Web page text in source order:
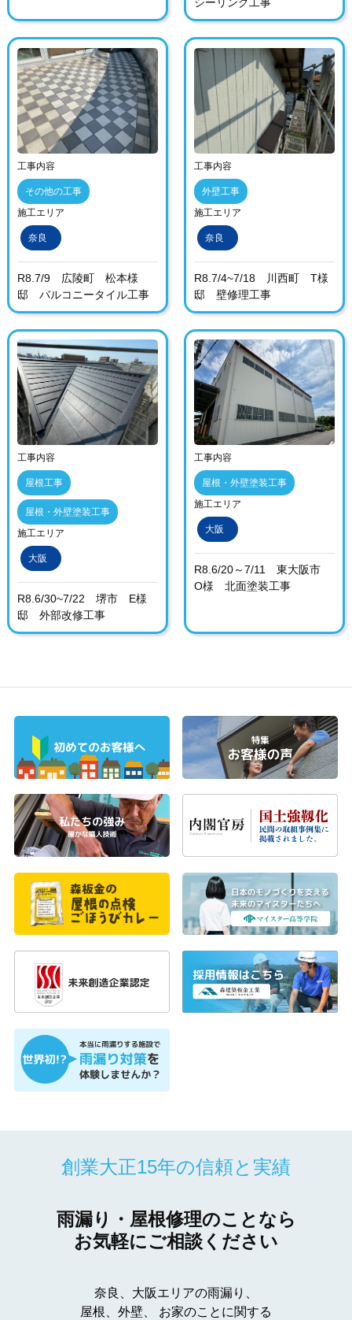
工事内容
その他の工事
施工エリア
奈良
R8.7/9 広陵町 松本様
邸 バルコニータイル工事
工事内容
外壁工事
施工エリア
奈良
R8.7/4~7/18 川西町 T様
邸 壁修理工事
工事内容
屋根工事
屋根・外壁塗装工事
施工エリア
大阪
R8.6/30~7/22 堺市 E様
邸 外部改修工事
工事内容
屋根・外壁塗装工事
施工エリア
大阪
R8.6/20～7/11 東大阪市
O様 北面塗装工事
創業大正15年の信頼と実績
雨漏り・屋根修理のことなら
お気軽にご相談ください
奈良、大阪エリアの雨漏り、
屋根、外壁、
お家のことに関する